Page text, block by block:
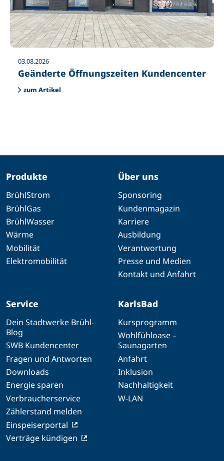
03.08.2026
Geänderte Öffnungszeiten Kundencenter
zum Artikel
Produkte
BrühlStrom
BrühlGas
BrühlWasser
Wärme
Mobilität
Elektromobilität
Über uns
Sponsoring
Kundenmagazin
Karriere
Ausbildung
Verantwortung
Presse und Medien
Kontakt und Anfahrt
Service
Dein Stadtwerke Brühl-
Blog
SWB Kundencenter
Fragen und Antworten
Downloads
Energie sparen
Verbraucherservice
Zählerstand melden
Einspeiserportal
Verträge kündigen
KarlsBad
Kursprogramm
Wohlfühloase –
Saunagarten
Anfahrt
Inklusion
Nachhaltigkeit
W-LAN